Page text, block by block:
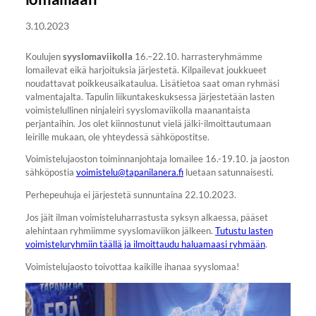
3.10.2023
Koulujensyyslomaviikolla 16.–22.10. harrasteryhmämme
lomailevat eikä harjoituksia järjestetä. Kilpailevat joukkueet
noudattavat poikkeusaikataulua. Lisätietoa saat oman ryhmäsi
valmentajalta. Tapulin liikuntakeskuksessa järjestetään lasten
voimistelullinen ninjaleiri syyslomaviikolla maanantaista
perjantaihin. Jos olet kiinnostunut vielä jälki-ilmoittautumaan
leirille mukaan, ole yhteydessä sähköpostitse.
Voimistelujaoston toiminnanjohtaja lomailee 16.-19.10. ja jaoston
sähköpostia voimistelu@tapanilanera.filuetaan satunnaisesti.
Perhepeuhuja ei järjestetä sunnuntaina 22.10.2023.
Jos jäit ilman voimisteluharrastusta syksyn alkaessa, pääset
alehintaan ryhmiimme syyslomaviikon jälkeen. Tutustu lasten
voimisteluryhmiin täällä ja ilmoittaudu haluamaasi ryhmään.
Voimistelujaosto toivottaa kaikille ihanaa syyslomaa!